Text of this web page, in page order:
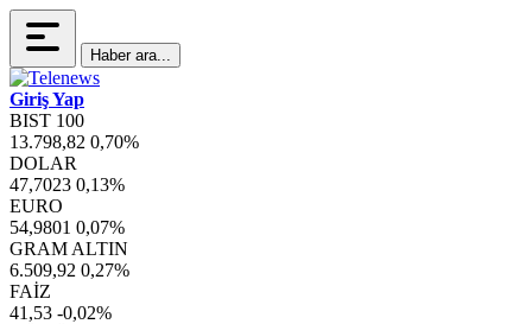
Haber ara...
Giriş Yap
BIST 100
13.798,82 0,70%
DOLAR
47,7023 0,13%
EURO
54,9801 0,07%
GRAM ALTIN
6.509,92 0,27%
FAİZ
41,53 -0,02%